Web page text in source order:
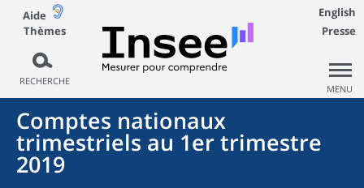
Aide
Thèmes
RECHERCHE
English
Presse
MENU
Comptes nationaux
trimestriels au 1er trimestre
2019